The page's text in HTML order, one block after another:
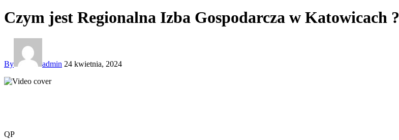
Czym jest Regionalna Izba Gospodarcza w Katowicach ?
By admin 24 kwietnia, 2024
QP